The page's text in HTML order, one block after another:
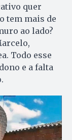
quer
tem mais de
ao lado?
Todo esse
e a falta